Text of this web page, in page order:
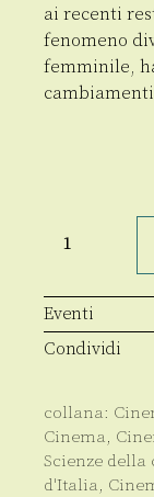
ai recenti
fenomeno
femminile,
cambiamenti
Eventi
Condividi
collana:
Cinema,
Scienze
d'Italia,